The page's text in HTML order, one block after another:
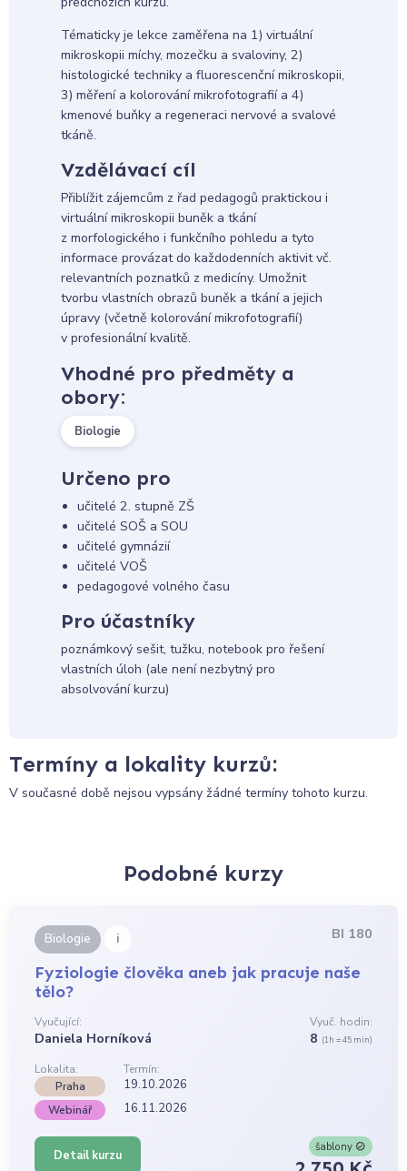
Tématicky je lekce zaměřena na 1) virtuální
mikroskopii míchy, mozečku a svaloviny, 2)
histologické techniky a fluorescenční mikroskopii,
3) měření a kolorování mikrofotografií a 4)
kmenové buňky a regeneraci nervové a svalové
tkáně.
Vzdělávací cíl
Přiblížit zájemcům z řad pedagogů praktickou i
virtuální mikroskopii buněk a tkání
z morfologického i funkčního pohledu a tyto
informace provázat do každodenních aktivit vč.
relevantních poznatků z medicíny. Umožnit
tvorbu vlastních obrazů buněk a tkání a jejich
úpravy (včetně kolorování mikrofotografií)
v profesionální kvalitě.
Vhodné pro předměty a
obory:
Biologie
Určeno pro
učitelé 2. stupně ZŠ
učitelé SOŠ a SOU
učitelé gymnázií
učitelé VOŠ
pedagogové volného času
Pro účastníky
poznámkový sešit, tužku, notebook pro řešení
vlastních úloh (ale není nezbytný pro
absolvování kurzu)
Termíny a lokality kurzů:
V současné době nejsou vypsány žádné termíny tohoto kurzu.
Podobné kurzy
Biologie i BI 180
Fyziologie člověka aneb jak pracuje naše
tělo?
Vyučující:
Daniela Horníková
Vyuč. hodin:
8 (1h = 45 min)
Lokalita:
Termín:
Praha
19.10.2026
Webinář 16.11.2026
Detail kurzu
šablony